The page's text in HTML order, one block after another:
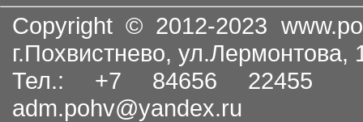
Copyright © 2012-2023
г.Похвистнево, ул.Лермонтова,
Тел.: +7 84656
adm.pohv@yandex.ru